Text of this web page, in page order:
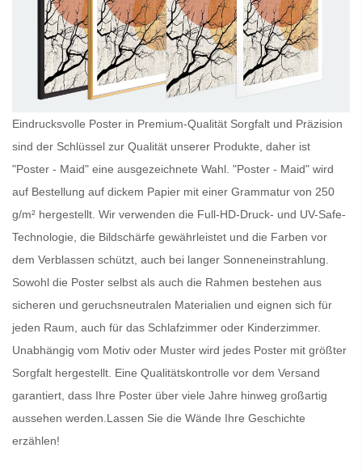
Eindrucksvolle Poster in Premium-Qualität Sorgfalt und Präzision
sind der Schlüssel zur Qualität unserer Produkte, daher ist
"Poster - Maid" eine ausgezeichnete Wahl. "Poster - Maid" wird
auf Bestellung auf dickem Papier mit einer Grammatur von 250
g/m² hergestellt. Wir verwenden die Full-HD-Druck- und UV-Safe-
Technologie, die Bildschärfe gewährleistet und die Farben vor
dem Verblassen schützt, auch bei langer Sonneneinstrahlung.
Sowohl die Poster selbst als auch die Rahmen bestehen aus
sicheren und geruchsneutralen Materialien und eignen sich für
jeden Raum, auch für das Schlafzimmer oder Kinderzimmer.
Unabhängig vom Motiv oder Muster wird jedes Poster mit größter
Sorgfalt hergestellt. Eine Qualitätskontrolle vor dem Versand
garantiert, dass Ihre Poster über viele Jahre hinweg großartig
aussehen werden. Lassen Sie die Wände Ihre Geschichte
erzählen!